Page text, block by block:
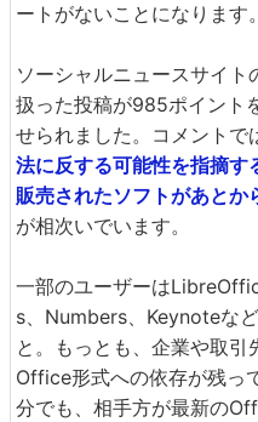
ートがないことになります。
ソーシャルニュースサイト
扱った投稿が985ポイント
せられました。コメントで
法に反する可能性を指摘す
販売されたソフトがあと
が相次いでいます。
一部のユーザーは
s、Numbers、Keynoteな
と。もっとも、企業や取
Office形式への依存が残っ
分でも、相手方が最新の